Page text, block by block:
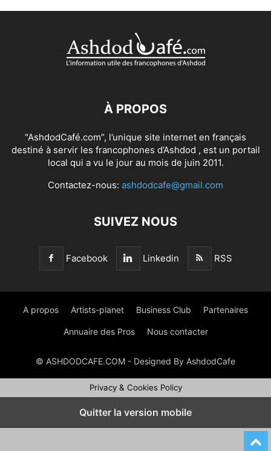
À PROPOS
"AshdodCafé.com”, l’unique site internet en français
destiné à servir les francophones d’Ashdod , est un portail
local qui a vu le jour au mois de juin 2011.
Contactez-nous: ashdodcafe@gmail.com
SUIVEZ NOUS
Facebook Linkedin RSS
A propos Artists-planet Business Club Partenaires
Annuaire des Pros Nous contacter
© ASHDODCAFE.COM - Designed By AshdodCafe
Privacy & Cookies Policy
Quitter la version mobile